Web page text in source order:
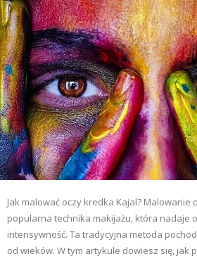
Jak malować oczy kredka Kajal? Malowanie
popularna technika makijażu, która nadaje
intensywność. Ta tradycyjna metoda
od wieków. W tym artykule dowiesz się, jak